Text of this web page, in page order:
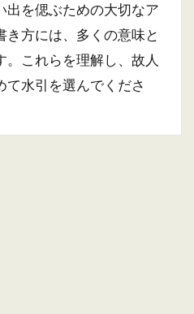
出を偲ぶための大切なア
き方には、多くの意味と
これらを理解し、故人
て水引を選んでくださ